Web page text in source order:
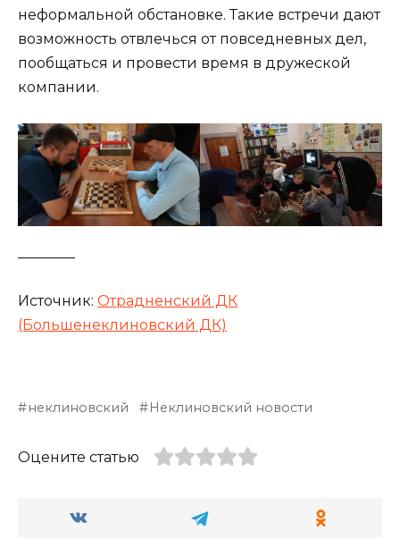
неформальной обстановке. Такие встречи дают
возможность отвлечься от повседневных дел,
пообщаться и провести время в дружеской
компании.
Источник: Отрадненский ДК
(Большенеклиновский ДК)
неклиновский Неклиновский новости
Оцените статью